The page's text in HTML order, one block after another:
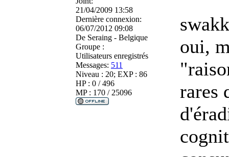
21/04/2009 13:58
Dernière connexion:
06/07/2012 09:08
De Seraing - Belgique
Groupe :
Utilisateurs enregistrés
Messages: 511
Niveau : 20; EXP : 86
HP : 0 / 496
MP : 170 / 25096
oui,
rares